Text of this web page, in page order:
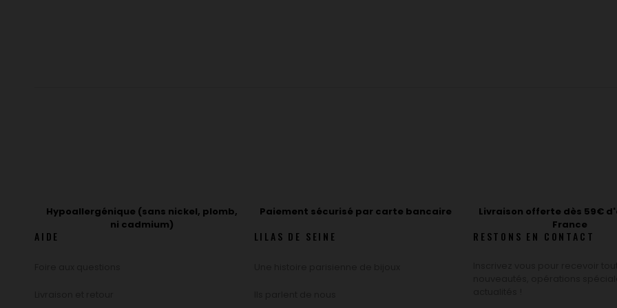
Hypoallergénique (sans nickel, plomb,
ni cadmium)
Paiement sécurisé par carte bancaire
Livraison offerte dès 59€
France
AIDE LILAS DE SEINE RESTONS EN CONTACT